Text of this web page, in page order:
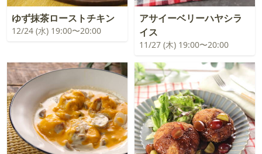
ゆず抹茶ローストチキン
12/24 (水) 19:00〜20:00
アサイーベリーハヤシラ
イス
11/27 (木) 19:00〜20:00